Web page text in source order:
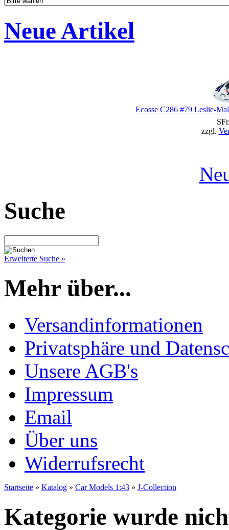
Neue Artikel
Ecosse C286 #79 Leslie-
zzgl.
Suche
Erweiterte Suche »
Mehr über...
Versandinformationen
Privatsphäre und
Unsere AGB's
Impressum
Email
Über uns
Widerrufsrecht
Startseite » Katalog » Car Models 1:43 » J-Collection
Kategorie wurde